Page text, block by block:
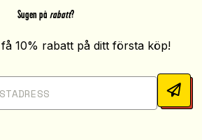
Sugen på rabatt?
10% rabatt på ditt första köp!